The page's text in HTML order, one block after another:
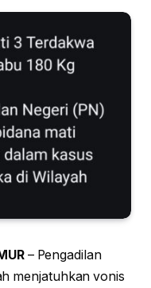
– Pengadilan
menjatuhkan vonis